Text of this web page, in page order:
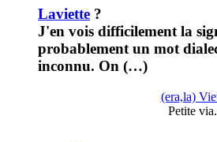
Laviette ?
J'en vois difficilement la
probablement un mot
inconnu. On (…)
(era,la)
Petite via.